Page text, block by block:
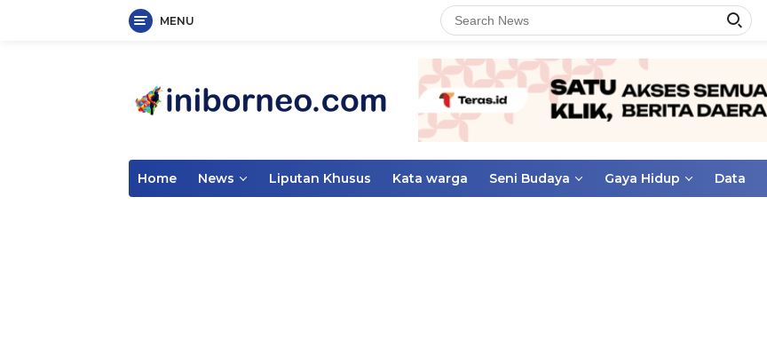
MENU
Home News Liputan Khusus Kata warga Seni Budaya Gaya Hidup Data